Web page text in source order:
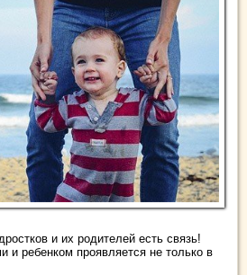
и их родителей есть связь!
и ребенком проявляется не только в